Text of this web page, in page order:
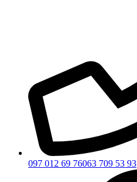
097 012 69 76063 709 53 93